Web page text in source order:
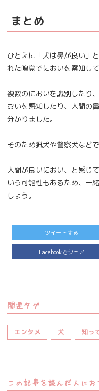
まとめ
ひとえに「犬は鼻が良い」
れた嗅覚でにおいを察知し
複数のにおいを識別したり
おいを感知したり、人間の
分かりました。
そのため猟犬や警察犬など
人間が良いにおい、と感じ
いう可能性もあるため、一
しょう。
ツイートする
Facebookでシェア
関連タグ
エンタメ 犬 知っ
この記事を読んだ人にお